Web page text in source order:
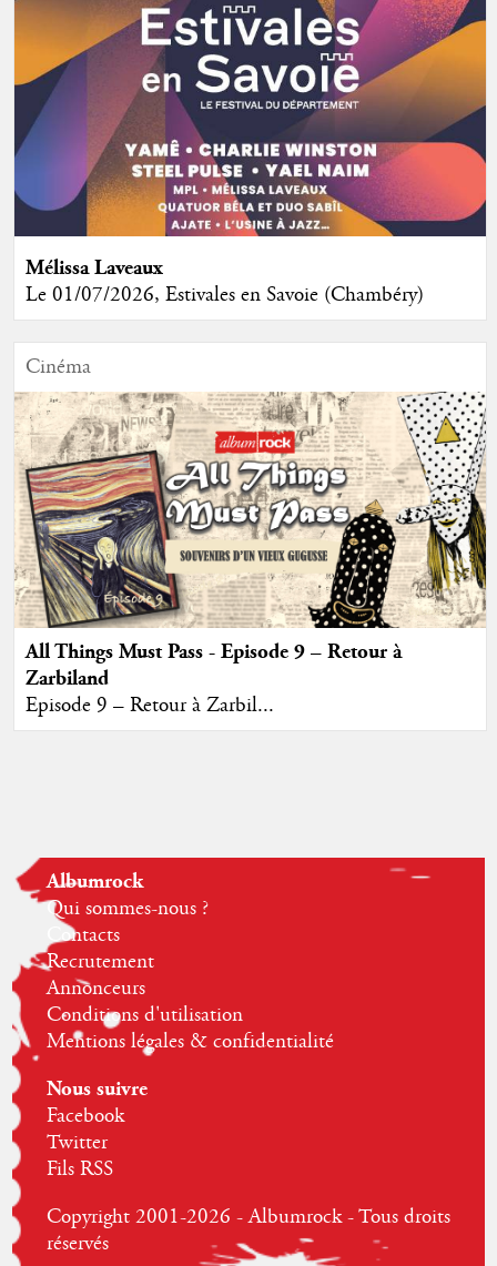
Mélissa Laveaux
Le 01/07/2026, Estivales en Savoie (Chambéry)
Cinéma
All Things Must Pass - Episode 9 – Retour à
Zarbiland
Episode 9 – Retour à Zarbil...
Albumrock
Qui sommes-nous ?
Contacts
Recrutement
Annonceurs
Conditions d'utilisation
Mentions légales & confidentialité
Nous suivre
Facebook
Twitter
Fils RSS
Copyright 2001-2026 - Albumrock - Tous droits
réservés